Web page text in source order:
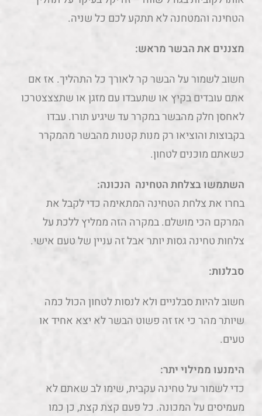
הטחינה והמטחנה לא תתקע לכם כל שניה.
מצננים את הבשר מראש:
חשוב לשמור על הבשר קר לאורך כל התהליך. אז אם
אתם עובדים בקיץ או שתעבדו עם מזגן או שתצצצטרכו
לאחסן חלק מהבשר במקרר עד שיגיע תורו. עבדו
בקבוצות והוציאו רק מנות קטנות מהבשר מהמקרר
כשאתם מוכנים לטחון.
השתמשו בצלחת הטחינה הנכונה:
בחרו את צלחת הטחינה המתאימה כדי לקבל את
המרקם הכי מושלם. במקרה הזה ממליץ ללכת על
צלחות טחינה גסות יותר אבל זה עניין של טעם אישי.
סבלנות:
חשוב להיות סבלניים ולא לנסות לטחון הכול כמה
שיותר מהר כי אז זה פשוט הבשר לא יצא אחיד או
טעים.
הימנעו ממילוי יתר:
כדי לשמור על טחינה עקבית, שימו לב שאתם לא
מעמיסים על המכונה. כל פעם קצת קצת, כן כמו